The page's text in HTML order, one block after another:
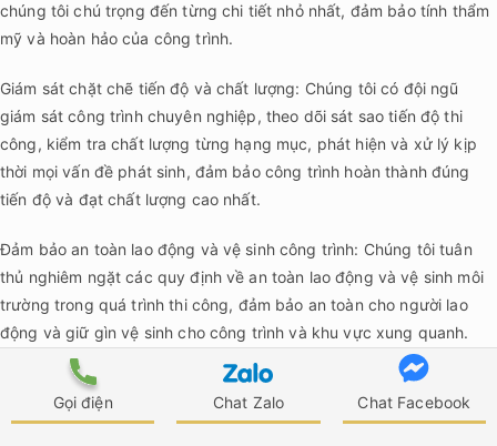
Gọi điện Chat Zalo Chat Facebook
chúng tôi chú trọng đến từng chi tiết nhỏ nhất, đảm bảo tính thẩm
mỹ và hoàn hảo của công trình.
Giám sát chặt chẽ tiến độ và chất lượng: Chúng tôi có đội ngũ
giám sát công trình chuyên nghiệp, theo dõi sát sao tiến độ thi
công, kiểm tra chất lượng từng hạng mục, phát hiện và xử lý kịp
thời mọi vấn đề phát sinh, đảm bảo công trình hoàn thành đúng
tiến độ và đạt chất lượng cao nhất.
Đảm bảo an toàn lao động và vệ sinh công trình: Chúng tôi tuân
thủ nghiêm ngặt các quy định về an toàn lao động và vệ sinh môi
trường trong quá trình thi công, đảm bảo an toàn cho người lao
động và giữ gìn vệ sinh cho công trình và khu vực xung quanh.
ATZ LUXURY chúng tôi cam kết mang đến cho bạn
một không gian sống hoàn hảo từ ý tưởng thiết kế